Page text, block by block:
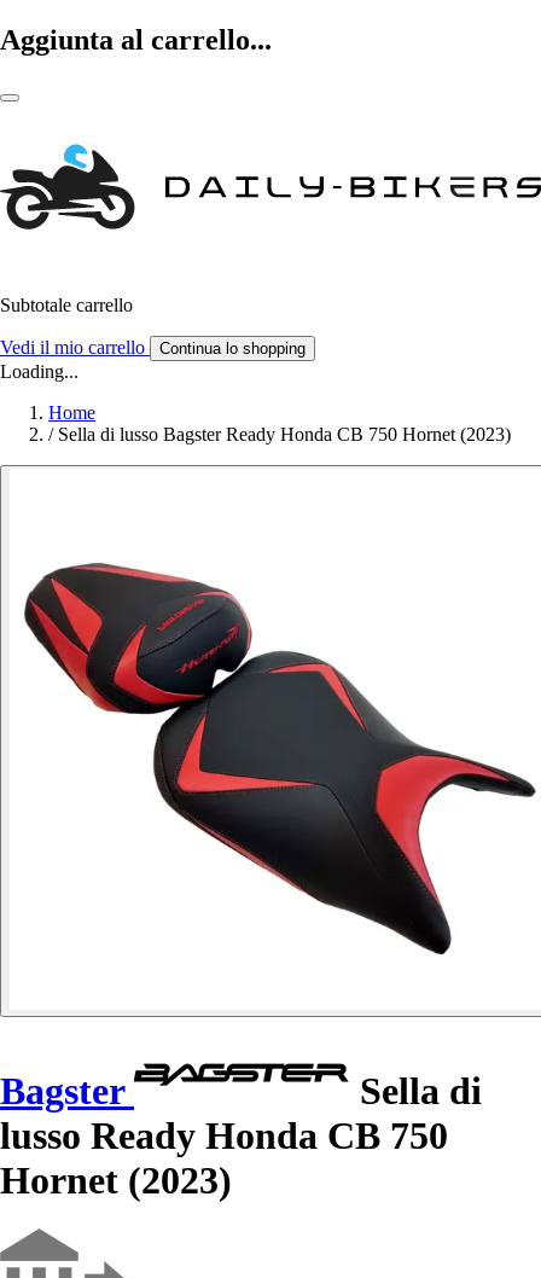
Aggiunta al carrello...
Subtotale carrello
Vedi il mio carrello Continua lo shopping
Loading...
Home
/ Sella di lusso Bagster Ready Honda CB 750 Hornet (2023)
Bagster
Sella di
lusso Ready Honda CB 750
Hornet (2023)